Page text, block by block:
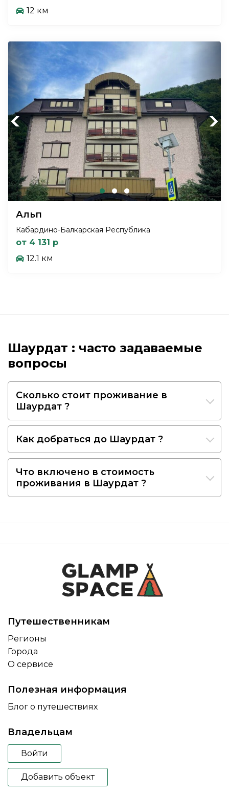
12 км
Previous Next
Альп
Кабардино-Балкарская Республика
от 4 131 р
12.1 км
Шаурдат : часто задаваемые
вопросы
Сколько стоит проживание в
Шаурдат ?
Как добраться до Шаурдат ?
Что включено в стоимость
проживания в Шаурдат ?
Путешественникам
Регионы
Города
О сервисе
Полезная информация
Блог о путешествиях
Владельцам
Войти
Добавить объект